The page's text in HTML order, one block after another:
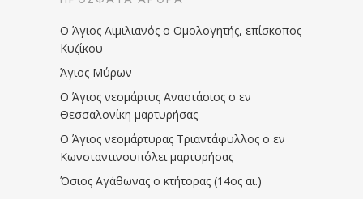
Ο Άγιος Αιμιλιανός ο Ομολογητής, επίσκοπος
Κυζίκου
Άγιος Μύρων
Ο Άγιος νεομάρτυς Αναστάσιος ο εν
Θεσσαλονίκη μαρτυρήσας
Ο Άγιος νεομάρτυρας Τριαντάφυλλος ο εν
Κωνσταντινουπόλει μαρτυρήσας
Όσιος Αγάθωνας ο κτήτορας (14ος αι.)